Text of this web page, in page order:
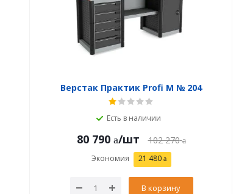
Верстак Практик Profi M № 204
Есть в наличии
80 790 /шт 102 270
Экономия 21 480
В корзину